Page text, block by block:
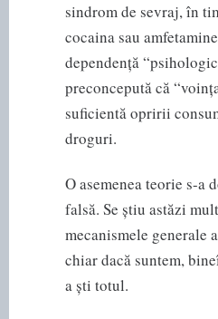
sindrom de sevraj, în
cocaina sau
dependență
preconcepută că
suficientă opririi
droguri.
O asemenea teorie s-a
falsă. Se știu astăzi
mecanismele generale
chiar dacă suntem,
a ști totul.